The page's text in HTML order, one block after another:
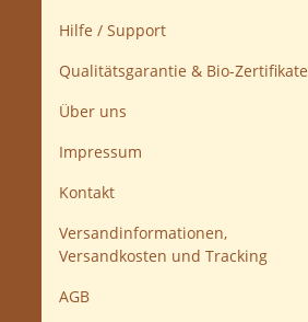
Hilfe / Support
Qualitätsgarantie & Bio-Zertifikate
Über uns
Impressum
Kontakt
Versandinformationen,
Versandkosten und Tracking
AGB